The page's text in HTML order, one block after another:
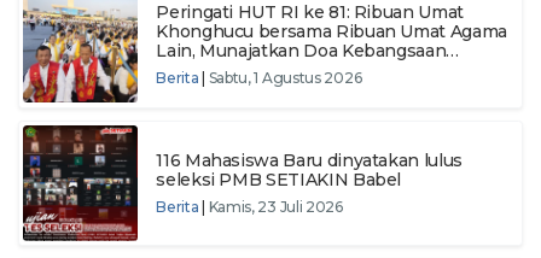
Peringati HUT RI ke 81: Ribuan Umat
Khonghucu bersama Ribuan Umat Agama
Lain, Munajatkan Doa Kebangsaan
Wujudkan Semangat Persatuan Menuju
Indonesia Makmur dan Berdaulat
Berita Sabtu, 1 Agustus 2026
116 Mahasiswa Baru dinyatakan lulus
seleksi PMB SETIAKIN Babel
Berita Kamis, 23 Juli 2026